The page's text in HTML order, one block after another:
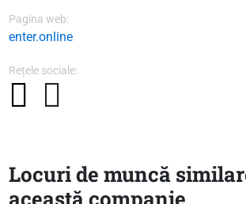
Pagina web:
enter.online
Rețele sociale:
Locuri de muncă
această companie